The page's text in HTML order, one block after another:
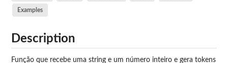
Examples
Description
Função que recebe uma string e um número inteiro e gera tokens